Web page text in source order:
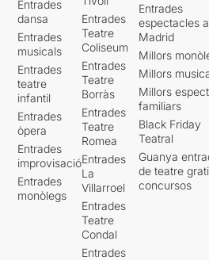
Entrades
dansa
Entrades
musicals
Entrades
teatre
infantil
Entrades
òpera
Entrades
improvisació
Entrades
monòlegs
Entrades
Teatre
Coliseum
Entrades
Teatre
Borràs
Entrades
Teatre
Romea
Entrades
La
Villarroel
Entrades
Teatre
Condal
Entrades
Entrades
espectacles a
Madrid
Millors
Millors
Millors
familiars
Black Friday
Teatral
Guanya
de teatre
concursos